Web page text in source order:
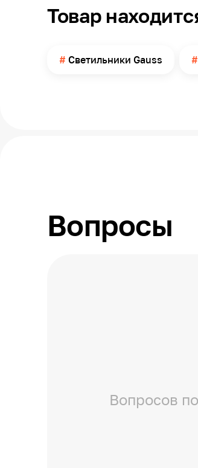
током
Рабочее напряжение
Товар
Светильники Gauss
Вопросы
Вопросов